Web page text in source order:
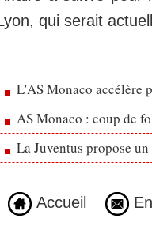
qui serait
L'AS Monaco accélère
AS Monaco : coup de
La Juventus propose
Accueil